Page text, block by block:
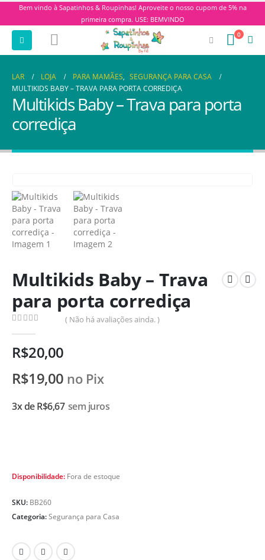
Bem vindo à Sapatinhos & Roupinhas! Aproveite o nosso cupom de 5% na
primeira compra. USE: BEMVINDO
0
LAR LOJA PARA MAMÃES, SEGURANÇA PARA CASA
MULTIKIDS BABY – TRAVA PARA PORTA CORREDIÇA
Multikids Baby – Trava para porta
corrediça
Multikids Baby – Trava
para porta corrediça
( Não há avaliações ainda. )
R$20,00
R$19,00 no Pix
3x deR$6,67 sem juros
Disponibilidade: Fora de estoque
SKU: BB260
Categoria:Segurança para Casa